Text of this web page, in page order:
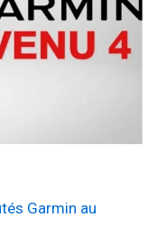
Garmin au